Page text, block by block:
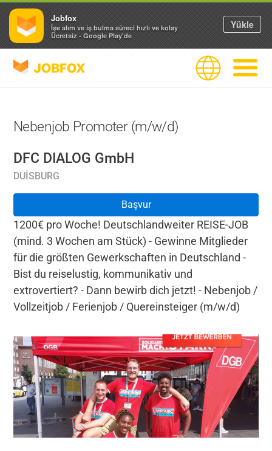
JOBFOX Dil
Nebenjob Promoter (m/w/d)
DFC DIALOG GmbH
DUISBURG
Başvur
1200€ pro Woche! Deutschlandweiter REISE-JOB
(mind. 3 Wochen am Stück) - Gewinne Mitglieder
für die größten Gewerkschaften in Deutschland -
Bist du reiselustig, kommunikativ und
extrovertiert? - Dann bewirb dich jetzt! - Nebenjob /
Vollzeitjob / Ferienjob / Quereinsteiger (m/w/d)
Jobfox
İşe alım ve iş bulma süreci hızlı ve kolay
Ücretsiz - Google Play'de
Yükle